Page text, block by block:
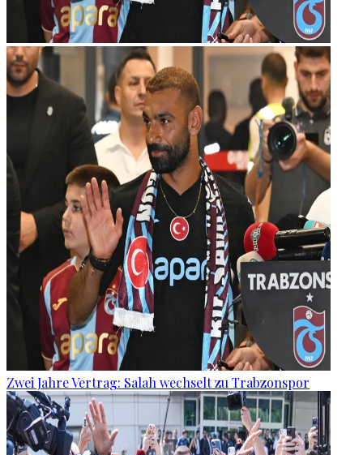
Zwei Jahre Vertrag: Salah wechselt zu Trabzonspor